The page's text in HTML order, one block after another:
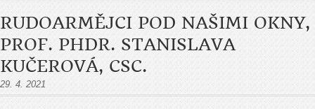
RUDOARMĚJCI POD NAŠIMI OKNY,
PROF. PHDR. STANISLAVA
KUČEROVÁ, CSC.
29. 4. 2021